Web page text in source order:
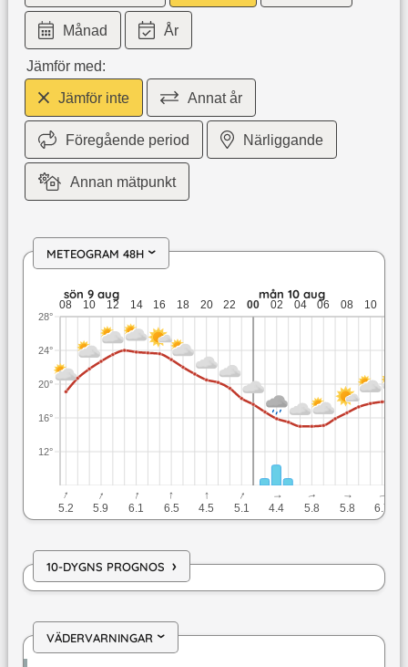
Månad År
Jämför med:
Jämför inte Annat år
Föregående period Närliggande
Annan mätpunkt
METEOGRAM 48H ›
sön 9 aug: 24 till 18,3 grader: ingen nederbörd: upp till
sön 9 aug mån 10 aug
08 10 12 14 16 18 20 22 00 02 04 06 08 10
12°
16°
20°
24°
28°
↓
5.2
↓
5.9
↓
6.1
↓
6.5
↓
4.5
↓
5.1
↓
4.4
↓
5.8
↓
5.8
↓
6.7
10-DYGNS PROGNOS ›
VÄDERVARNINGAR›